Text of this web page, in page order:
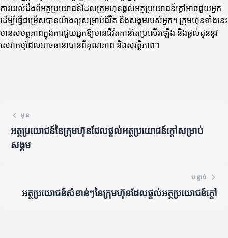
ការយល់ដឹងពីអត្ថប្រយោជន៍ដែលក្រុមហ៊ុនផ្តល់អត្ថប្រយោជន៍ក្តៅអាចជួយអ្នក
ដើម្បីធ្វើជម្រើសបានយ៉ាងល្អសម្រាប់ជីវិត និងសង្គមរបស់អ្នក។ ក្រុមហ៊ុនទាំងនេះ
មានសមត្ថភាពក្នុងការជួយអ្នកឱ្យមានជីវិតកាន់តែប្រសើរឡើង និងផ្តល់ជូននូវ
សេវាកម្មដែលអាចធានាបានពីគុណភាព និងសុវត្ថិភាព។
មុន
អត្ថប្រយោជន៍នៃក្រុមហ៊ុនដែលផ្តល់អត្ថប្រយោជន៍ក្តៅសម្រាប់
សង្គម
បន្ទាប់
អត្ថប្រយោជន៍សំខាន់ៗនៃក្រុមហ៊ុនដែលផ្តល់អត្ថប្រយោជន៍ក្តៅ